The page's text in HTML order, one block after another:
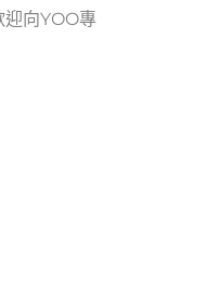
迎向YOO專